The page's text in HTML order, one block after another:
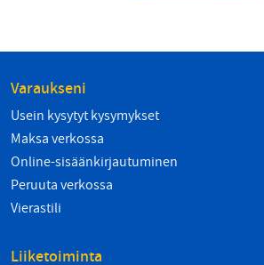
Varaukseni
Usein kysytyt kysymykset
Maksa verkossa
Online-sisäänkirjautuminen
Peruuta verkossa
Vierastili
Liiketoiminta